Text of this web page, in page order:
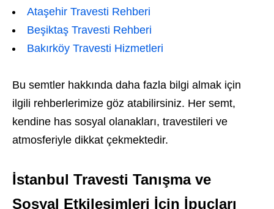
Ataşehir Travesti Rehberi
Beşiktaş Travesti Rehberi
Bakırköy Travesti Hizmetleri
Bu semtler hakkında daha fazla bilgi almak için
ilgili rehberlerimize göz atabilirsiniz. Her semt,
kendine has sosyal olanakları, travestileri ve
atmosferiyle dikkat çekmektedir.
İstanbul Travesti Tanışma ve
Sosyal Etkileşimleri İçin İpuçları